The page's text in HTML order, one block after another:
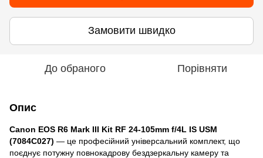
Замовити швидко
До обраного Порівняти
Опис
Canon EOS R6 Mark III Kit RF 24-105mm f/4L IS USM
(7084C027) — це професійний універсальний комплект, що
поєднує потужну повнокадрову бездзеркальну камеру та